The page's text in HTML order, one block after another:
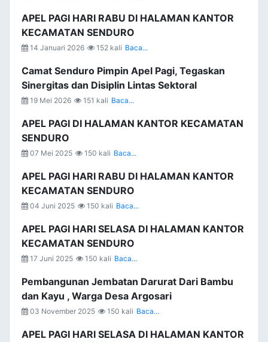
APEL PAGI HARI RABU DI HALAMAN KANTOR
KECAMATAN SENDURO
14 Januari 2026 152 kali Baca...
Camat Senduro Pimpin Apel Pagi, Tegaskan
Sinergitas dan Disiplin Lintas Sektoral
19 Mei 2026 151 kali Baca...
APEL PAGI DI HALAMAN KANTOR KECAMATAN
SENDURO
07 Mei 2025 150 kali Baca...
APEL PAGI HARI RABU DI HALAMAN KANTOR
KECAMATAN SENDURO
04 Juni 2025 150 kali Baca...
APEL PAGI HARI SELASA DI HALAMAN KANTOR
KECAMATAN SENDURO
17 Juni 2025 150 kali Baca...
Pembangunan Jembatan Darurat Dari Bambu
dan Kayu , Warga Desa Argosari
03 November 2025 150 kali Baca...
APEL PAGI HARI SELASA DI HALAMAN KANTOR